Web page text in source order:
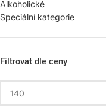
Alkoholické
Speciální kategorie
Filtrovat dle ceny